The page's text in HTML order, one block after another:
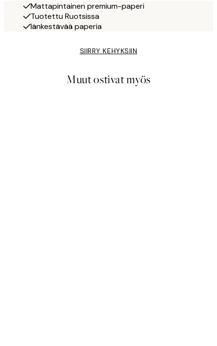
Mattapintainen premium-paperi
Tuotettu Ruotsissa
Iänkestävää paperia
SIIRRY KEHYKSIIN
Muut ostivat myös